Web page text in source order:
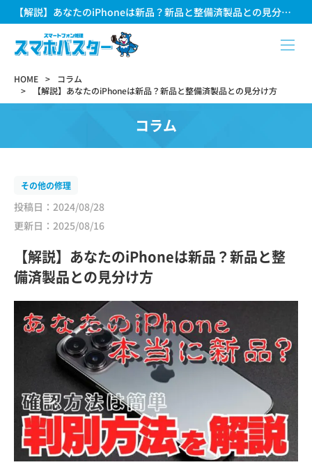
【解説】あなたのiPhoneは新品？新品と整備済製品との見分け方
HOME
コラム
【解説】あなたのiPhoneは新品？新品と整備済製品との見分け方
コラム
その他の修理
投稿日：2024/08/28
更新日：2025/08/16
【解説】あなたのiPhoneは新品？新品と整
備済製品との見分け方